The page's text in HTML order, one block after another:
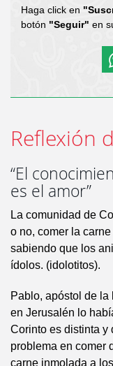
Haga click en
botón "Seguir" en
Reflexión
“El
es el amor”
La comunidad de
o no, comer la
sabiendo que los
ídolos. (idolotitos).
Pablo, apóstol de
en Jerusalén lo
Corinto es distinta y
problema en comer
carne inmolada a